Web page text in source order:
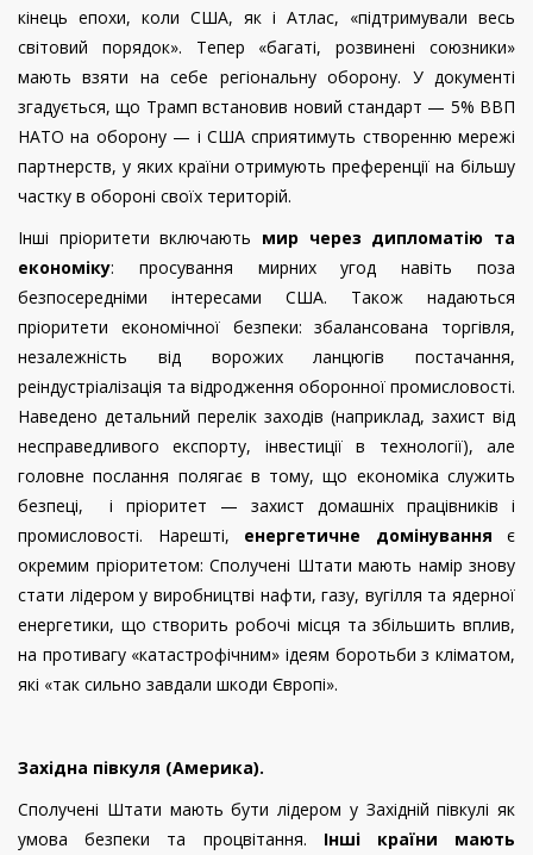
кінець епохи, коли США, як і Атлас, «підтримували весь
світовий порядок». Тепер «багаті, розвинені союзники»
мають взяти на себе регіональну оборону. У документі
згадується, що Трамп встановив новий стандарт — 5% ВВП
НАТО на оборону — і США сприятимуть створенню мережі
партнерств, у яких країни отримують преференції на більшу
частку в обороні своїх територій.
Інші пріоритети включають мир через дипломатію та
економіку: просування мирних угод навіть поза
безпосередніми інтересами США. Також надаються
пріоритети економічної безпеки: збалансована торгівля,
незалежність від ворожих ланцюгів постачання,
реіндустріалізація та відродження оборонної промисловості.
Наведено детальний перелік заходів (наприклад, захист від
несправедливого експорту, інвестиції в технології), але
головне послання полягає в тому, що економіка служить
безпеці, і пріоритет — захист домашніх працівників і
промисловості. Нарешті, енергетичне домінування є
окремим пріоритетом: Сполучені Штати мають намір знову
стати лідером у виробництві нафти, газу, вугілля та ядерної
енергетики, що створить робочі місця та збільшить вплив,
на противагу «катастрофічним» ідеям боротьби з кліматом,
які «так сильно завдали шкоди Європі».
Західна півкуля (Америка).
Сполучені Штати мають бути лідером у Західній півкулі як
умова безпеки та процвітання. Інші країни мають